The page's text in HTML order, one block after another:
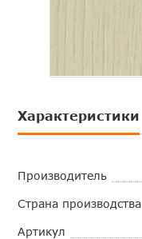
Характеристики
Производитель
Страна производства
Артикул